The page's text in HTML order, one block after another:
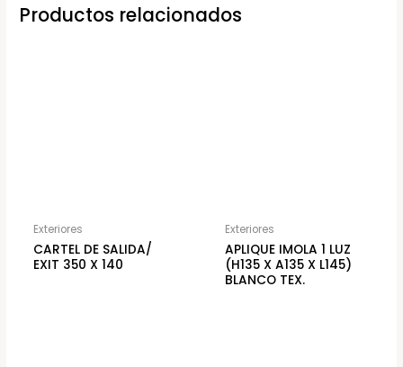
Productos relacionados
Exteriores
CARTEL DE SALIDA/
EXIT 350 X 140
Exteriores
APLIQUE IMOLA 1 LUZ
(H135 X A135 X L145)
BLANCO TEX.